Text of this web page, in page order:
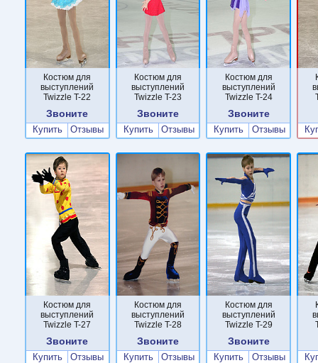
Костюм для
выступлений
Twizzle T-22
Звоните
Купить Отзывы
Костюм для
выступлений
Twizzle T-23
Звоните
Купить Отзывы
Костюм для
выступлений
Twizzle T-24
Звоните
Купить Отзывы
Костюм для
выступлений
Twizzle T-27
Звоните
Купить Отзывы
Костюм для
выступлений
Twizzle T-28
Звоните
Купить Отзывы
Костюм для
выступлений
Twizzle T-29
Звоните
Купить Отзывы